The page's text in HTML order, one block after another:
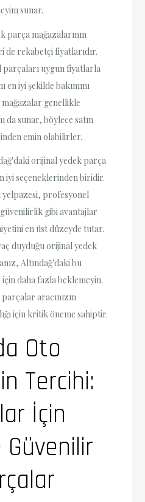
sunar.
parça mağazalarının
de rekabetçi fiyatlarıdır.
uygun fiyatlarla
en iyi şekilde bakımını
genellikle
da sunar, böylece satın
emin olabilirler.
orijinal yedek parça
iyi seçeneklerinden biridir.
yelpazesi, profesyonel
gibi avantajlar
en üst düzeyde tutar.
duyduğu orijinal yedek
Altındağ'daki bu
daha fazla beklemeyin.
aracınızın
için kritik öneme sahiptir.
Oto
Tercihi:
İçin